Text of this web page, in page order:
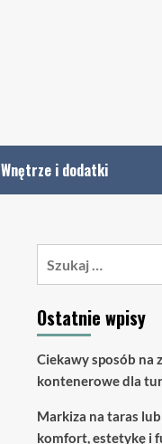
Wnętrze i dodatki
Ostatnie wpisy
Ciekawy sposób na
kontenerowe dla
Markiza na taras
komfort, estetykę i